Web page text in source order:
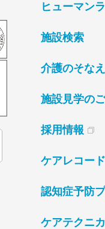
ヒューマン
施設検索
介護のそなえ
施設見学の
採用情報
ケアレコード
認知症予防
ケアテクニ